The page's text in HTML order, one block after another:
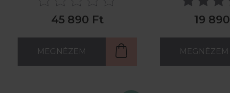
45 890 Ft
MEGNÉZEM
19
MEGNÉZEM